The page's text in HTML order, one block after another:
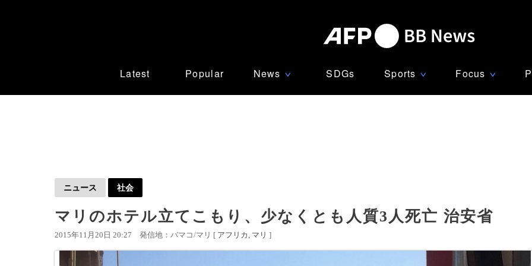
Latest Popular News ∨ SDGs Sports ∨ Focus ∨
ニュース 社会
マリのホテル立てこもり、少なくとも人質3人死亡 治安省
2015年11月20日 20:27 発信地：バマコ/マリ [ アフリカ マリ ]